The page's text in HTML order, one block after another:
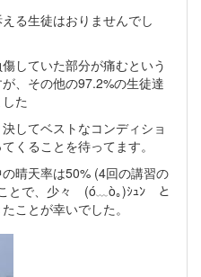
る生徒はおりませんでし
していた部分が痛むという
、その他の97.2%の生徒達
た
してベストなコンディショ
くることを待ってます。
晴天率は50% (4回の講習の
とで、少々 (ó﹏ò｡)ｼｭﾝ と
ことが幸いでした。